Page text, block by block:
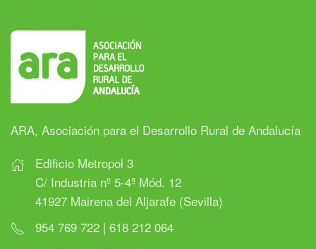
ARA, Asociación para el Desarrollo Rural de Andalucía
Edificio Metropol 3
C/ Industria nº 5-4ª Mód. 12
41927 Mairena del Aljarafe (Sevilla)
954 769 722 | 618 212 064